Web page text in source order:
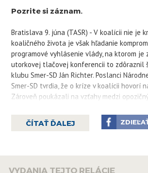
Pozrite si záznam.
Bratislava 9. júna (TASR) - V koalícii nie je
koaličného života je však hľadanie
programové vyhlásenie vlády, na ktorom je
utorkovej tlačovej konferencii to zdôraznil
klubu Smer-SD Ján Richter. Poslanci
Smer-SD tvrdia, že o kríze v koalícii hovorí
Zároveň poukázali na vzťahy medzi
skôr hovoril líder PS Michal Šimečka.
„Žiadne krízy, ale bežný koaličný život,
ČÍTAŤ ĎALEJ
VYDANIA TEJTO RELÁCIE